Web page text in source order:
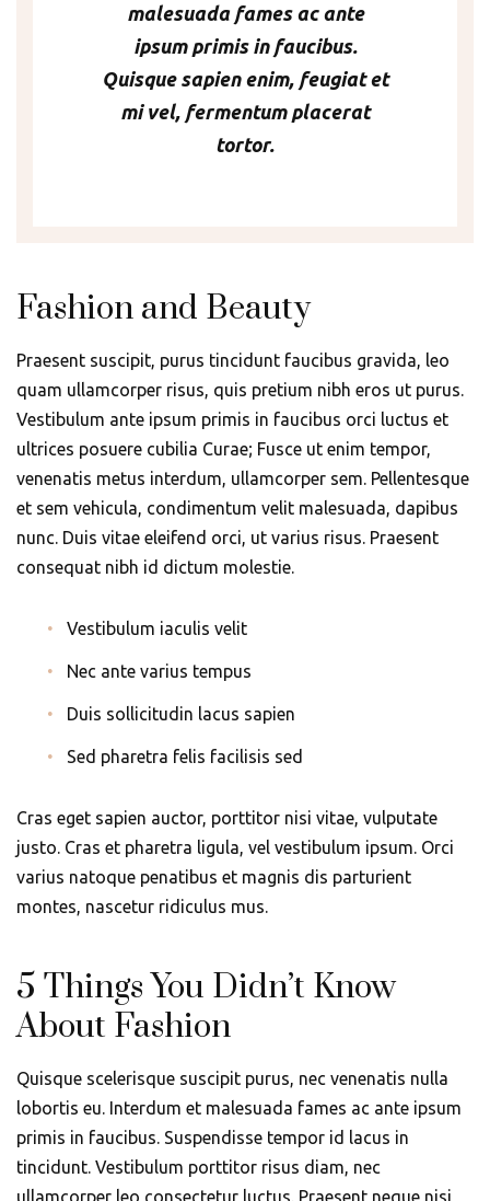
malesuada fames ac ante
ipsum primis in faucibus.
Quisque sapien enim, feugiat et
mi vel, fermentum placerat
tortor.
Fashion and Beauty
Praesent suscipit, purus tincidunt faucibus gravida, leo
quam ullamcorper risus, quis pretium nibh eros ut purus.
Vestibulum ante ipsum primis in faucibus orci luctus et
ultrices posuere cubilia Curae; Fusce ut enim tempor,
venenatis metus interdum, ullamcorper sem. Pellentesque
et sem vehicula, condimentum velit malesuada, dapibus
nunc. Duis vitae eleifend orci, ut varius risus. Praesent
consequat nibh id dictum molestie.
Vestibulum iaculis velit
Nec ante varius tempus
Duis sollicitudin lacus sapien
Sed pharetra felis facilisis sed
Cras eget sapien auctor, porttitor nisi vitae, vulputate
justo. Cras et pharetra ligula, vel vestibulum ipsum. Orci
varius natoque penatibus et magnis dis parturient
montes, nascetur ridiculus mus.
5 Things You Didn’t Know
About Fashion
Quisque scelerisque suscipit purus, nec venenatis nulla
lobortis eu. Interdum et malesuada fames ac ante ipsum
primis in faucibus. Suspendisse tempor id lacus in
tincidunt. Vestibulum porttitor risus diam, nec
ullamcorper leo consectetur luctus. Praesent neque nisi,